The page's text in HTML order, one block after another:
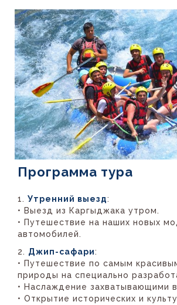
Программа тура
Утренний выезд:
• Выезд из Каргыджака утром.
• Путешествие на наших новых
автомобилей.
Джип-сафари:
• Путешествие по самым
природы на специально
• Наслаждение захватывающими
• Открытие исторических и